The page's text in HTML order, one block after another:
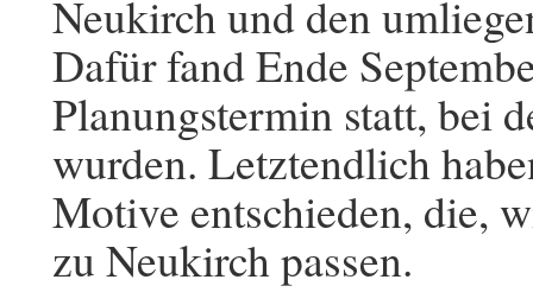
Neukirch und den
Dafür fand Ende
Planungstermin statt, bei
wurden. Letztendlich
Motive entschieden, die,
zu Neukirch passen.